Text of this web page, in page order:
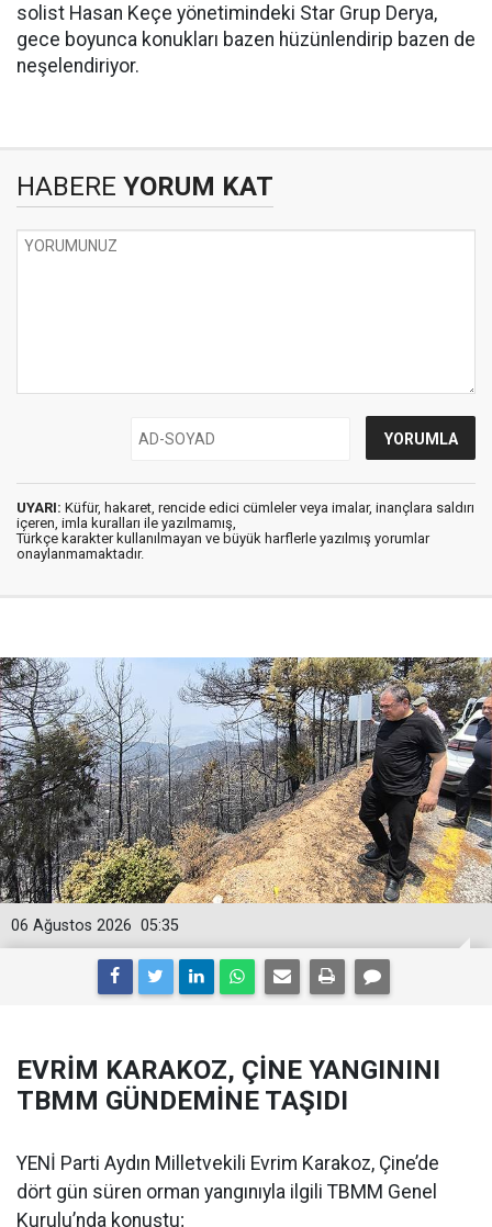
solist Hasan Keçe yönetimindeki Star Grup Derya,
gece boyunca konukları bazen hüzünlendirip bazen de
neşelendiriyor.
HABERE YORUM KAT
UYARI: Küfür, hakaret, rencide edici cümleler veya imalar, inançlara saldırı
içeren, imla kuralları ile yazılmamış,
Türkçe karakter kullanılmayan ve büyük harflerle yazılmış yorumlar
onaylanmamaktadır.
05:35
06 Ağustos 2026
EVRİM KARAKOZ, ÇİNE YANGININI
TBMM GÜNDEMİNE TAŞIDI
YENİ Parti Aydın Milletvekili Evrim Karakoz, Çine’de
dört gün süren orman yangınıyla ilgili TBMM Genel
Kurulu’nda konuştu;